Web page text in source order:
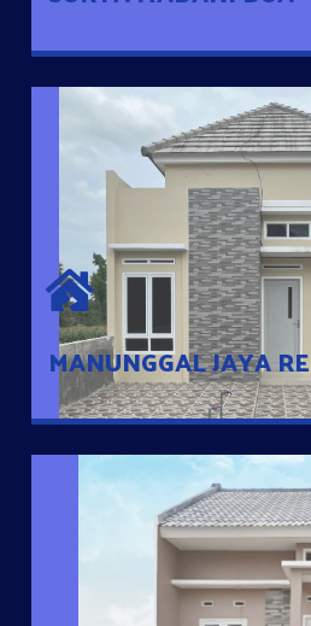
MANUNGGAL JAYA
MANUNGGAL JAYA
Cluster Exclusive dengan one Gate
mini dan memiliki jarak 200m dari
dengan pusat kota
MUTIARA KOPEN